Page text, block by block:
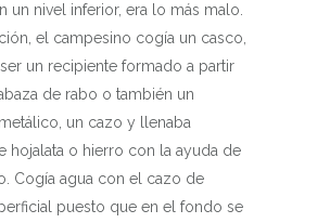
un nivel inferior, era lo más malo.
el campesino cogía un casco,
un recipiente formado a partir
de rabo o también un
un cazo y llenaba
hojalata o hierro con la ayuda de
Cogía agua con el cazo de
puesto que en el fondo se